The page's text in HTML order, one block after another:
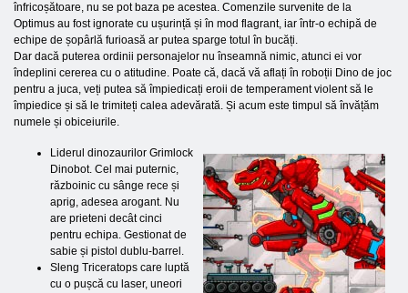
înfricoșătoare, nu se pot baza pe acestea. Comenzile survenite de la
Optimus au fost ignorate cu ușurință și în mod flagrant, iar într-o echipă de
echipe de șopârlă furioasă ar putea sparge totul în bucăți.
Dar dacă puterea ordinii personajelor nu înseamnă nimic, atunci ei vor
îndeplini cererea cu o atitudine. Poate că, dacă vă aflați în roboții Dino de joc
pentru a juca, veți putea să împiedicați eroii de temperament violent să le
împiedice și să le trimiteți calea adevărată. Și acum este timpul să învățăm
numele și obiceiurile.
Liderul dinozaurilor Grimlock
Dinobot. Cel mai puternic,
războinic cu sânge rece și
aprig, adesea arogant. Nu
are prieteni decât cinci
pentru echipa. Gestionat de
sabie și pistol dublu-barrel.
Sleng Triceratops care luptă
cu o pușcă cu laser, uneori